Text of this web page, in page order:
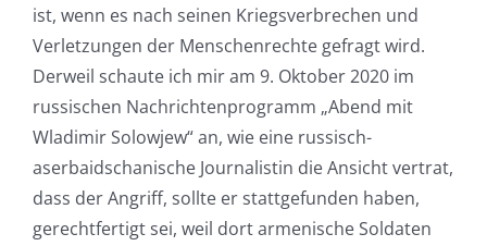
ist, wenn es nach seinen Kriegsverbrechen und
Verletzungen der Menschenrechte gefragt wird.
Derweil schaute ich mir am 9. Oktober 2020 im
russischen Nachrichtenprogramm „Abend mit
Wladimir Solowjew“ an, wie eine russisch-
aserbaidschanische Journalistin die Ansicht vertrat,
dass der Angriff, sollte er stattgefunden haben,
gerechtfertigt sei, weil dort armenische Soldaten